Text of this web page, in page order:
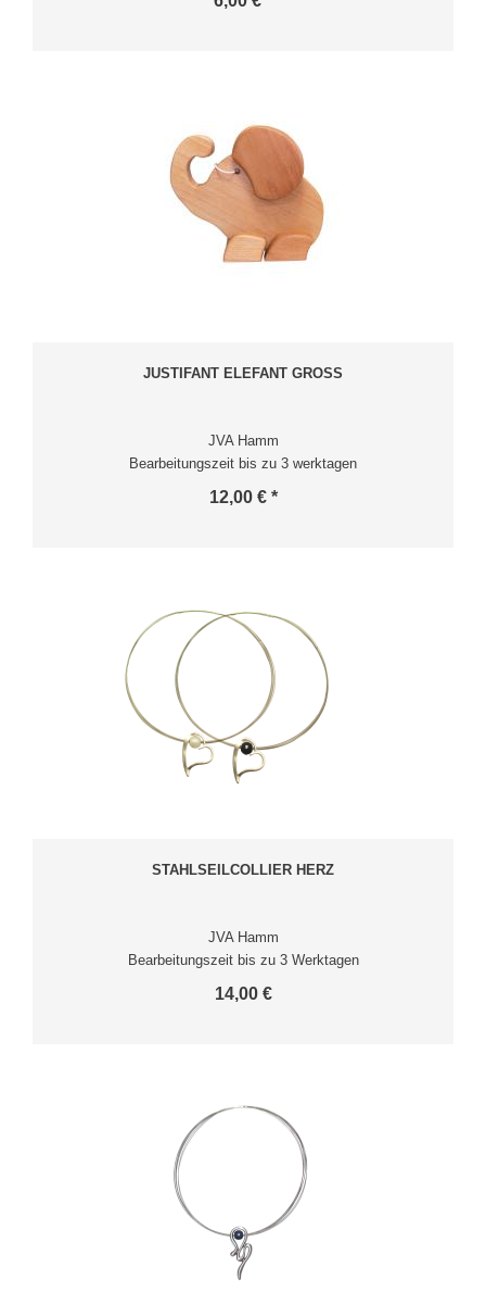
JUSTIFANT ELEFANT GROSS
JVA Hamm
Bearbeitungszeit bis zu 3 werktagen
12,00 € *
STAHLSEILCOLLIER HERZ
JVA Hamm
Bearbeitungszeit bis zu 3 Werktagen
14,00 €